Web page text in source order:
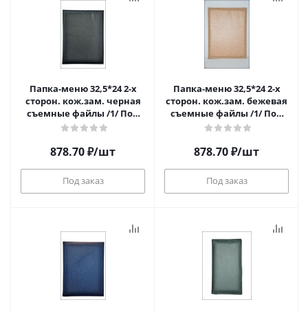
Папка-меню 32,5*24 2-х
сторон. кож.зам. черная
съемные файлы /1/ Под
заказ
878.70₽/шт
Под заказ
Папка-меню 32,5*24 2-х
сторон. кож.зам. бежевая
съемные файлы /1/ Под
заказ
878.70₽/шт
Под заказ